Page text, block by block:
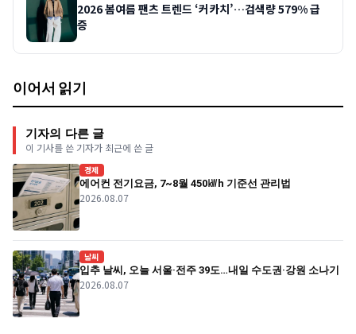
2026 봄여름 팬츠 트렌드 ‘커카치’…검색량 579% 급
증
이어서 읽기
기자의 다른 글
이 기사를 쓴 기자가 최근에 쓴 글
경제
에어컨 전기요금, 7~8월 450㎾h 기준선 관리법
2026.08.07
날씨
입추 날씨, 오늘 서울·전주 39도…내일 수도권·강원 소나기
2026.08.07